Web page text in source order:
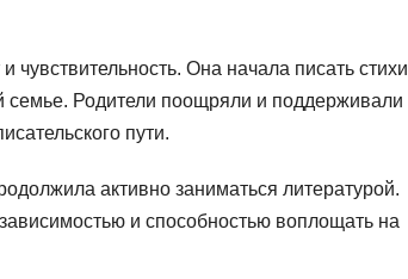
Она начала писать стихи
семье. Родители поощряли и поддерживали
пути.
активно заниматься литературой.
и способностью воплощать на